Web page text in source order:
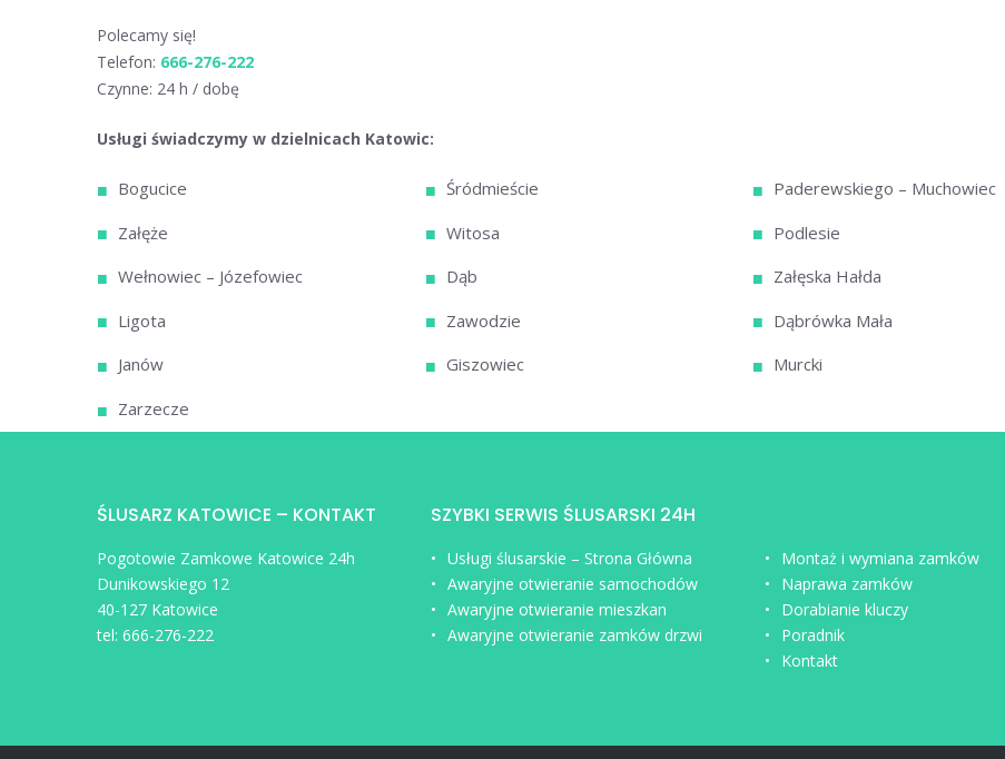
Polecamy się!
Telefon: 666-276-222
Czynne: 24 h / dobę
Usługi świadczymy w dzielnicach Katowic:
Bogucice Śródmieście Paderewskiego – Muchowiec
Załęże
Witosa Podlesie
Wełnowiec – Józefowiec
Dąb Załęska Hałda
Ligota
Zawodzie Dąbrówka Mała
Janów
Giszowiec Murcki
Zarzecze
ŚLUSARZ KATOWICE – KONTAKT
Pogotowie Zamkowe Katowice 24h
Dunikowskiego 12
40-127 Katowice
tel: 666-276-222
SZYBKI SERWIS ŚLUSARSKI 24H
Usługi ślusarskie – Strona Główna
Awaryjne otwieranie samochodów
Awaryjne otwieranie mieszkan
Awaryjne otwieranie zamków drzwi
Montaż i wymiana zamków
Naprawa zamków
Dorabianie kluczy
Poradnik
Kontakt